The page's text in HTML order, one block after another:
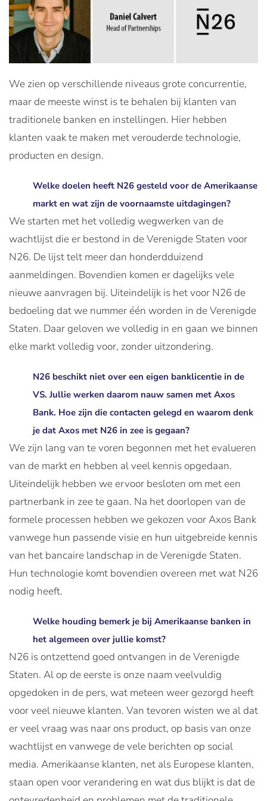
We zien op verschillende niveaus grote concurrentie,
maar de meeste winst is te behalen bij klanten van
traditionele banken en instellingen. Hier hebben
klanten vaak te maken met verouderde technologie,
producten en design.
Welke doelen heeft N26 gesteld voor de Amerikaanse
markt en wat zijn de voornaamste uitdagingen?
We starten met het volledig wegwerken van de
wachtlijst die er bestond in de Verenigde Staten voor
N26. De lijst telt meer dan honderdduizend
aanmeldingen. Bovendien komen er dagelijks vele
nieuwe aanvragen bij. Uiteindelijk is het voor N26 de
bedoeling dat we nummer één worden in de Verenigde
Staten. Daar geloven we volledig in en gaan we binnen
elke markt volledig voor, zonder uitzondering.
N26 beschikt niet over een eigen banklicentie in de
VS. Jullie werken daarom nauw samen met Axos
Bank. Hoe zijn die contacten gelegd en waarom denk
je dat Axos met N26 in zee is gegaan?
We zijn lang van te voren begonnen met het evalueren
van de markt en hebben al veel kennis opgedaan.
Uiteindelijk hebben we ervoor besloten om met een
partnerbank in zee te gaan. Na het doorlopen van de
formele processen hebben we gekozen voor Axos Bank
vanwege hun passende visie en hun uitgebreide kennis
van het bancaire landschap in de Verenigde Staten.
Hun technologie komt bovendien overeen met wat N26
nodig heeft.
Welke houding bemerk je bij Amerikaanse banken in
het algemeen over jullie komst?
N26 is ontzettend goed ontvangen in de Verenigde
Staten. Al op de eerste is onze naam veelvuldig
opgedoken in de pers, wat meteen weer gezorgd heeft
voor veel nieuwe klanten. Van tevoren wisten we al dat
er veel vraag was naar ons product, op basis van onze
wachtlijst en vanwege de vele berichten op social
media. Amerikaanse klanten, net als Europese klanten,
staan open voor verandering en wat dus blijkt is dat de